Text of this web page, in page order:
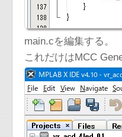
main.cを編集する。
これだけはMCC